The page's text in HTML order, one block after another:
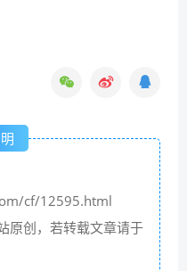
cf/12595.html
原创，若转载文章请于